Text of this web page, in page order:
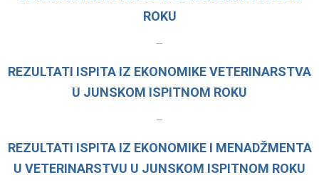
ROKU
–
REZULTATI ISPITA IZ EKONOMIKE VETERINARSTVA
U JUNSKOM ISPITNOM ROKU
–
REZULTATI ISPITA IZ EKONOMIKE I MENADŽMENTA
U VETERINARSTVU U JUNSKOM ISPITNOM ROKU